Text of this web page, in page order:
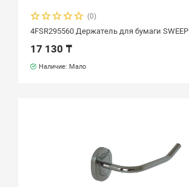
(0)
4FSR295560 Держатель для бумаги SWEEP
17 130 ₸
Наличие: Мало